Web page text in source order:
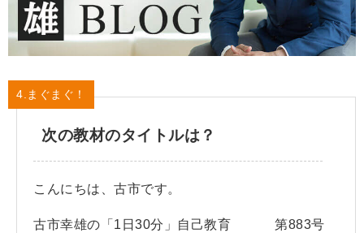
4.まぐまぐ！
次の教材のタイトルは？
こんにちは、古市です。
古市幸雄の「1日30分」自己教育 第883号